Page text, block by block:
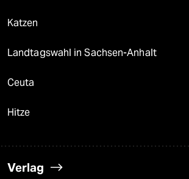
Katzen
Landtagswahl in Sachsen-Anhalt
Ceuta
Hitze
Verlag